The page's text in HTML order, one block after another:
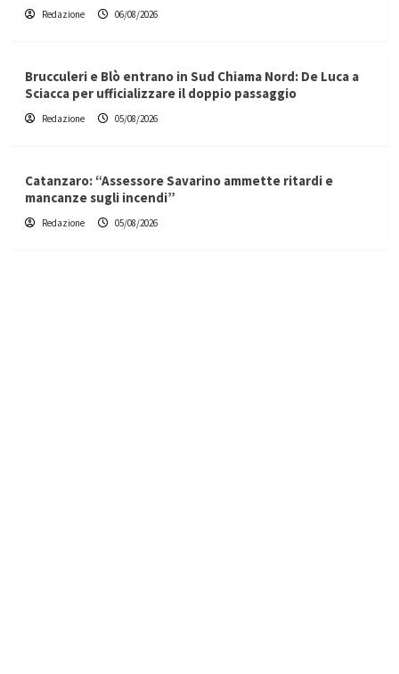
Redazione 06/08/2026
Brucculeri e Blò entrano in Sud Chiama Nord: De Luca a
Sciacca per ufficializzare il doppio passaggio
Redazione 05/08/2026
Catanzaro: “Assessore Savarino ammette ritardi e
mancanze sugli incendi”
Redazione 05/08/2026